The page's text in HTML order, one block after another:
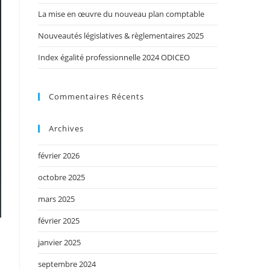
La mise en œuvre du nouveau plan comptable
Nouveautés législatives & règlementaires 2025
Index égalité professionnelle 2024 ODICEO
Commentaires Récents
Archives
février 2026
octobre 2025
mars 2025
février 2025
janvier 2025
septembre 2024